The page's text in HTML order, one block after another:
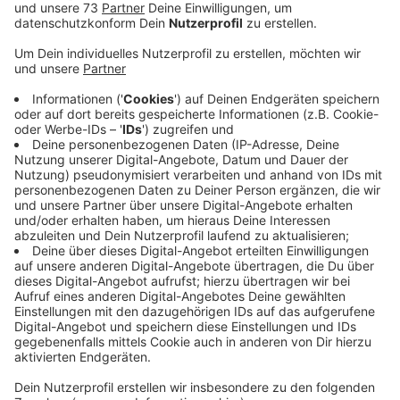
Spritpreise im Überblick
Anzeige
Die Antwort fällt eindeutig aus: besser noch hier im
Westmünsterland tanken. Denn in den Niederlanden
und auch in Frankreich ist der Sprit meist teurer, als
hier bei uns. In den Niederlanden ist der Liter Benzin im
Schnitt 19 Cent teurer, Diesel knapp 10 Cent. In
Frankreich sind es 5 Cent bis 7 Cent. Anders sieht es in
Luxemburg aus. Da sind beide Spritsorten deutlich
billiger als in Deutschland. In Belgien ist dagegen nur
Übersicht über die aktuellenDeutschenund